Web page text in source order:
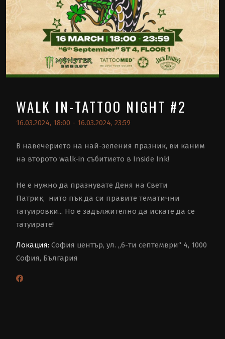
WALK IN-TATTOO NIGHT #2
16.03.2024, 18:00 - 16.03.2024, 23:59
В навечерието на най-зеления празник, ви каним
на второто walk-in събитието в Inside Ink!
Не е нужно да празнувате Деня на Свети
Патрик, нито пък да си правите тематични
татуировки... Но е задължително да искате да се
татуирате!
Локация: София център, ул. „6-ти септември“ 4, 1000
София, България